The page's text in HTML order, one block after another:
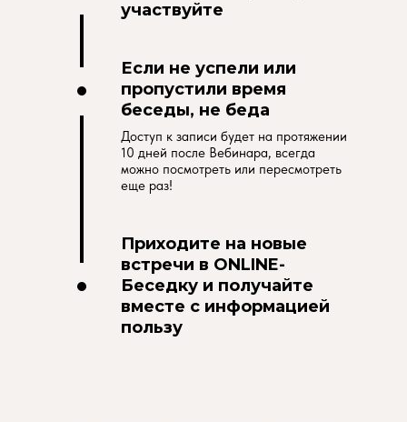
участвуйте
Доступ к записи будет на протяжении
10 дней после Вебинара, всегда
можно посмотреть или пересмотреть
еще раз!
Если не успели или
пропустили время
беседы, не беда
Приходите на новые
встречи в ONLINE-
Беседку и получайте
вместе с информацией
пользу